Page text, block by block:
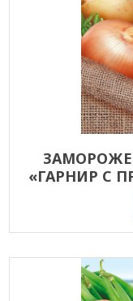
«ГАРНИР С